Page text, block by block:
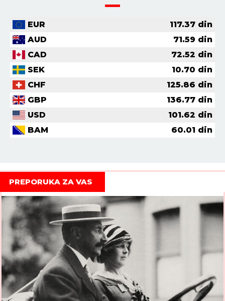
EUR 117.37 din
AUD
71.59 din
CAD
72.52 din
SEK
10.70 din
CHF
125.86 din
GBP
136.77 din
USD
101.62 din
BAM
60.01 din
PREPORUKA ZA VAS